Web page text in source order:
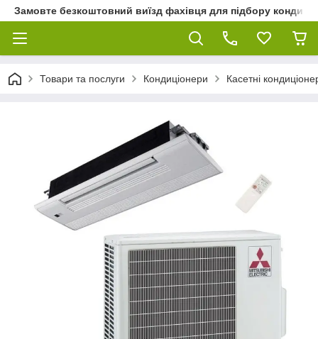
Замовте безкоштовний виїзд фахівця для підбору
Товари та послуги Кондиціонери Касетні